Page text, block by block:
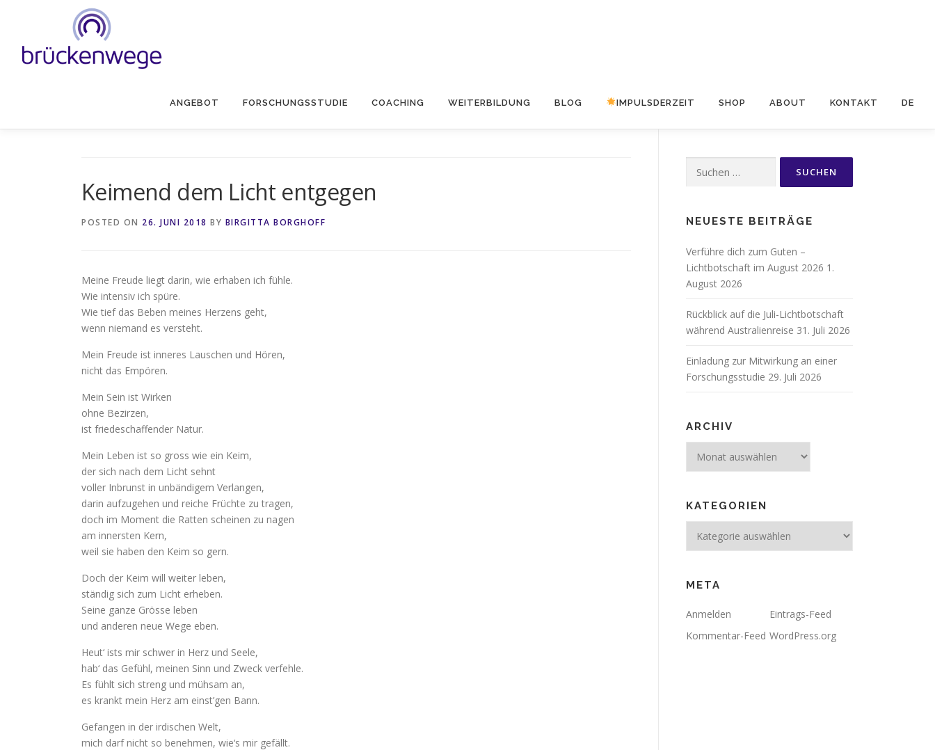
ANGEBOT FORSCHUNGSSTUDIE COACHING WEITERBILDUNG BLOG IMPULSDERZEIT SHOP ABOUT KONTAKT DE
Keimend dem Licht entgegen
POSTED ON 26. JUNI 2018 BY BIRGITTA BORGHOFF
Meine Freude liegt darin, wie erhaben ich fühle.
Wie intensiv ich spüre.
Wie tief das Beben meines Herzens geht,
wenn niemand es versteht.
Mein Freude ist inneres Lauschen und Hören,
nicht das Empören.
Mein Sein ist Wirken
ohne Bezirzen,
ist friedeschaffender Natur.
Mein Leben ist so gross wie ein Keim,
der sich nach dem Licht sehnt
voller Inbrunst in unbändigem Verlangen,
darin aufzugehen und reiche Früchte zu tragen,
doch im Moment die Ratten scheinen zu nagen
am innersten Kern,
weil sie haben den Keim so gern.
Doch der Keim will weiter leben,
ständig sich zum Licht erheben.
Seine ganze Grösse leben
und anderen neue Wege eben.
Heut‘ ists mir schwer in Herz und Seele,
hab‘ das Gefühl, meinen Sinn und Zweck verfehle.
Es fühlt sich streng und mühsam an,
es krankt mein Herz am einst’gen Bann.
Gefangen in der irdischen Welt,
mich darf nicht so benehmen, wie‘s mir gefällt.
nach:
NEUESTE BEITRÄGE
Verführe dich zum Guten –
Lichtbotschaft im August 2026 1.
August 2026
Rückblick auf die Juli-Lichtbotschaft
während Australienreise 31. Juli 2026
Einladung zur Mitwirkung an einer
Forschungsstudie 29. Juli 2026
ARCHIV
KATEGORIEN
META
Anmelden
Eintrags-Feed
Kommentar-Feed WordPress.org